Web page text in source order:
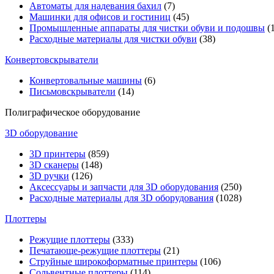
Автоматы для надевания бахил (7)
Машинки для офисов и гостиниц (45)
Промышленные аппараты для чистки обуви и подошвы
Расходные материалы для чистки обуви (38)
Конвертовскрыватели
Конвертовальные машины (6)
Письмовскрыватели (14)
Полиграфическое оборудование
3D оборудование
3D принтеры (859)
3D сканеры (148)
3D ручки (126)
Аксессуары и запчасти для 3D оборудования (250)
Расходные материалы для 3D оборудования (1028)
Плоттеры
Режущие плоттеры (333)
Печатающе-режущие плоттеры (21)
Струйные широкоформатные принтеры (106)